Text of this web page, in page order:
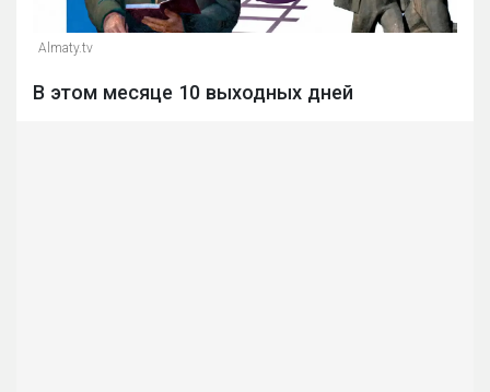
Almaty.tv
В этом месяце 10 выходных дней